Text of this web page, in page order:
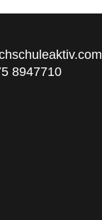
8947710